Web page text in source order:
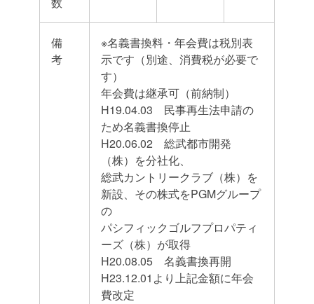
備
考
※名義書換料・年会費は税別表
示です（別途、消費税が必要で
す）
年会費は継承可（前納制）
H19.04.03 民事再生法申請の
ため名義書換停止
H20.06.02 総武都市開発
（株）を分社化、
総武カントリークラブ（株）を
新設、その株式をPGMグループ
の
パシフィックゴルフプロパティ
ーズ（株）が取得
H20.08.05 名義書換再開
H23.12.01より上記金額に年会
費改定